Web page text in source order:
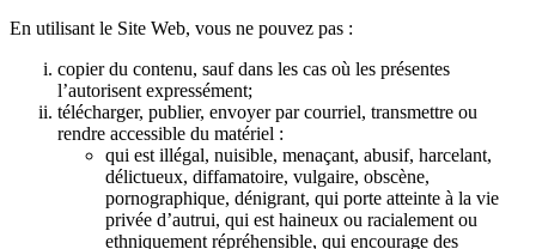
En utilisant le Site Web, vous ne pouvez pas :
copier du contenu, sauf dans les cas où les présentes
l’autorisent expressément;
télécharger, publier, envoyer par courriel, transmettre ou
rendre accessible du matériel :
qui est illégal, nuisible, menaçant, abusif, harcelant,
délictueux, diffamatoire, vulgaire, obscène,
pornographique, dénigrant, qui porte atteinte à la vie
privée d’autrui, qui est haineux ou racialement ou
ethniquement répréhensible, qui encourage des